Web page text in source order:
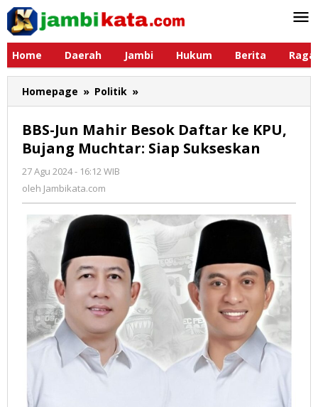
Lewati
konten
Home
Daerah Jambi Hukum Berita
Homepage » Politik »
Jun
Mahir
Besok
Daftar
Siap
Sukseskan
BBS-Jun Mahir Besok Daftar ke KPU,
Bujang Muchtar: Siap Sukseskan
27 Agu 2024 - 16:12 WIB
oleh Jambikata.com